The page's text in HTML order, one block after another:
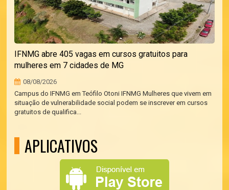
IFNMG abre 405 vagas em cursos gratuitos para
mulheres em 7 cidades de MG
08/08/2026
Campus do IFNMG em Teófilo Otoni IFNMG Mulheres que vivem em
situação de vulnerabilidade social podem se inscrever em cursos
gratuitos de qualifica...
APLICATIVOS